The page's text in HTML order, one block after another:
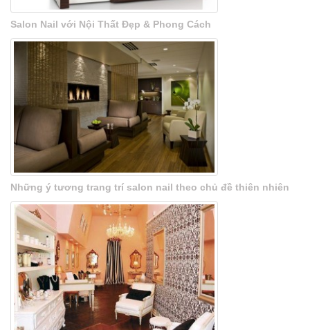
Salon Nail với Nội Thất Đẹp & Phong Cách
Những ý tương trang trí salon nail theo chủ đề thiên nhiên